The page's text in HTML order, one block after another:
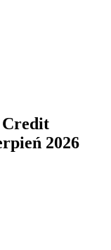
Credit
2026